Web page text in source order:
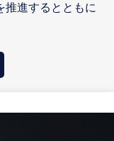
推進するとともに